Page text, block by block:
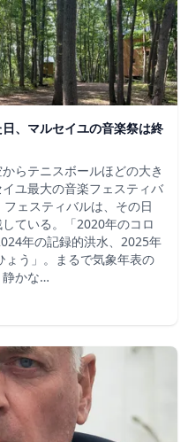
、マルセイユの音楽祭は終
らテニスボールほどの大き
ユ最大の音楽フェスティバ
ェスティバルは、その日
ている。「2020年のコロ
年の記録的洪水、2025年
う」。まるで気象年表の
静かな…